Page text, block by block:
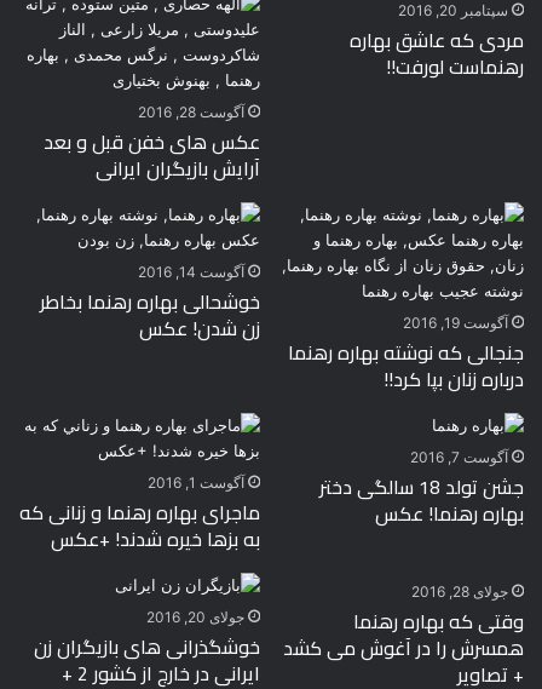
سپتامبر 20, 2016
مردی که عاشق بهاره
رهنماست لورفت!!
آگوست 28, 2016
عکس های خفن قبل و بعد
آرایش بازیگران ایرانی
آگوست 19, 2016
جنجالی که نوشته بهاره رهنما
درباره زنان بپا کرد!!
آگوست 14, 2016
خوشحالی بهاره رهنما بخاطر
زن شدن! عکس
آگوست 7, 2016
جشن تولد 18 سالگی دختر
بهاره رهنما! عکس
آگوست 1, 2016
ماجرای بهاره رهنما و زنانی که
به بزها خیره شدند! +عکس
جولای 28, 2016
وقتی که بهاره رهنما
همسرش را در آغوش می کشد
+ تصاویر
جولای 20, 2016
خوشگذرانی های بازیگران زن
ایرانی در خارج از کشور 2 +